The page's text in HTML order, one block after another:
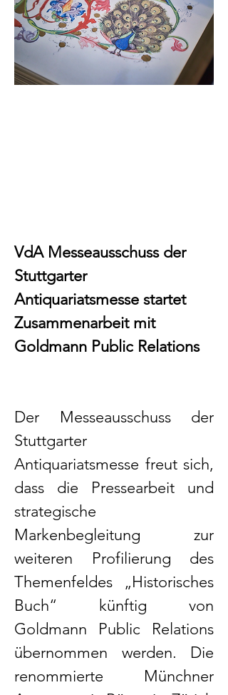
VdA Messeausschuss der
Stuttgarter
Antiquariatsmesse startet
Zusammenarbeit mit
Goldmann Public Relations
Der Messeausschuss der
Stuttgarter
Antiquariatsmesse freut sich,
dass die Pressearbeit und
strategische
Markenbegleitung zur
weiteren Profilierung des
Themenfeldes „Historisches
Buch“ künftig von
Goldmann Public Relations
übernommen werden. Die
renommierte Münchner